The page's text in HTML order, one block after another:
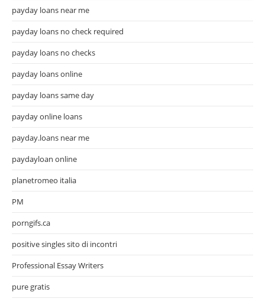
payday loans near me
payday loans no check required
payday loans no checks
payday loans online
payday loans same day
payday online loans
payday.loans near me
paydayloan online
planetromeo italia
PM
porngifs.ca
positive singles sito di incontri
Professional Essay Writers
pure gratis